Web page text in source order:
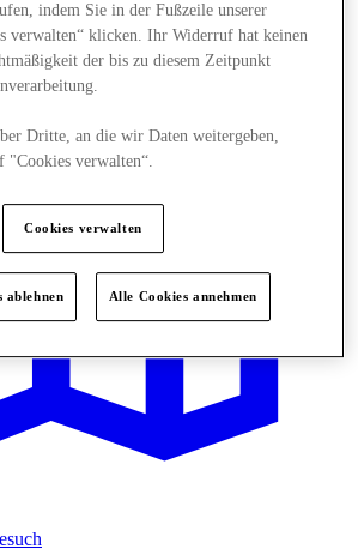
indem Sie in der Fußzeile unserer
verwalten“ klicken. Ihr Widerruf hat keinen
der bis zu diesem Zeitpunkt
Dritte, an die wir Daten weitergeben,
"Cookies verwalten“.
Cookies verwalten
ablehnen Alle Cookies annehmen